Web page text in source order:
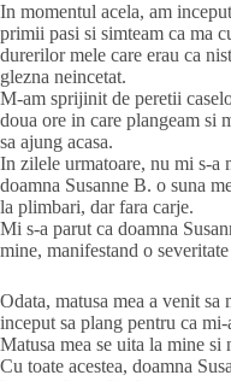
In momentul acela, am
primii pasi si simteam ca ma
durerilor mele care erau ca
glezna neincetat.
M-am sprijinit de peretii
doua ore in care plangeam si
sa ajung acasa.
In zilele urmatoare, nu mi s-a
doamna Susanne B. o suna
la plimbari, dar fara carje.
Mi s-a parut ca doamna
mine, manifestand o
Odata, matusa mea a venit sa
inceput sa plang pentru ca
Matusa mea se uita la mine si
Cu toate acestea, doamna